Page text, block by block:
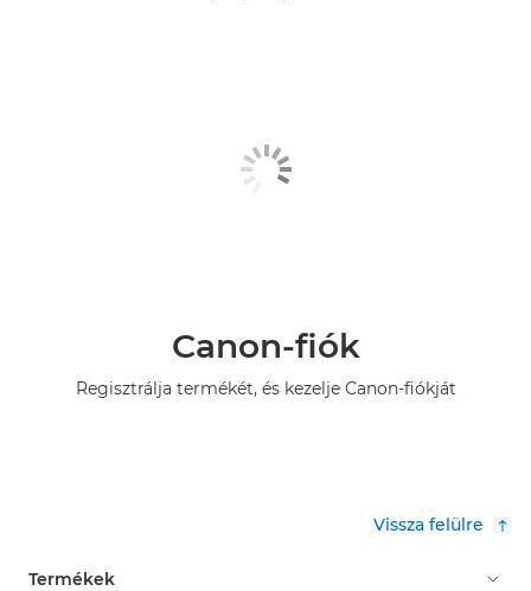
Canon-fiók
Regisztrálja termékét, és kezelje Canon-fiókját
Vissza felülre
Termékek